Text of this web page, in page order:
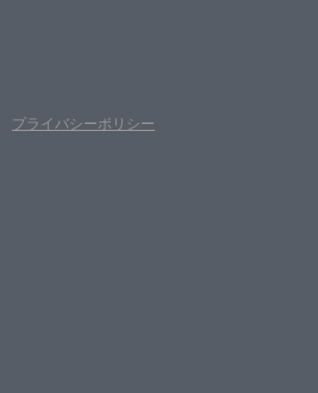
プライバシーポリシー